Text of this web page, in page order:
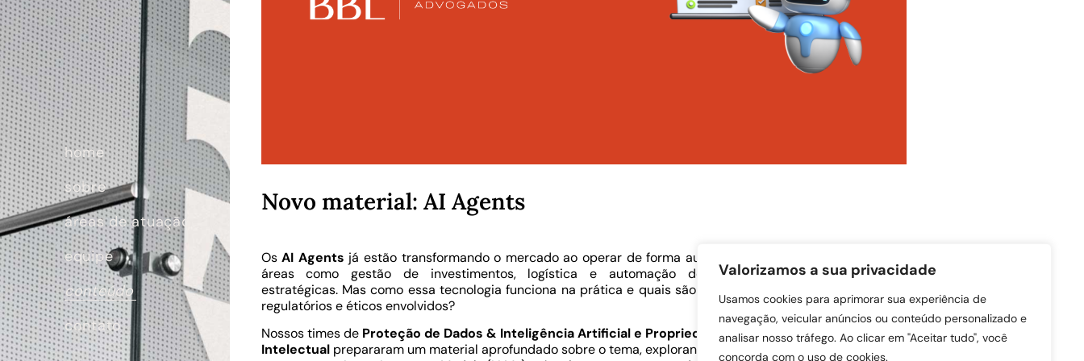
Valorizamos a sua privacidade
Usamos cookies para aprimorar sua experiência de
navegação, veicular anúncios ou conteúdo personalizado e
analisar nosso tráfego. Ao clicar em "Aceitar tudo", você
concorda com o uso de cookies.
home
sobre
áreas de atuação
equipe
conteúdo
contato
Novo material: AI Agents
OsAI Agents já estão transformando o mercado ao operar de forma autônoma em
áreas como gestão de investimentos, logística e automação de decisões
estratégicas. Mas como essa tecnologia funciona na prática e quais são os desafios
regulatórios e éticos envolvidos?
Nossos times de Proteção de Dados & Inteligência Artificial e Propriedade
Intelectualprepararam um material aprofundado sobre o tema, explorando desde a